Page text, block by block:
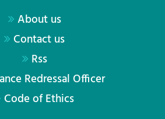
About us
Contact us
Rss
Redressal Officer
Code of Ethics